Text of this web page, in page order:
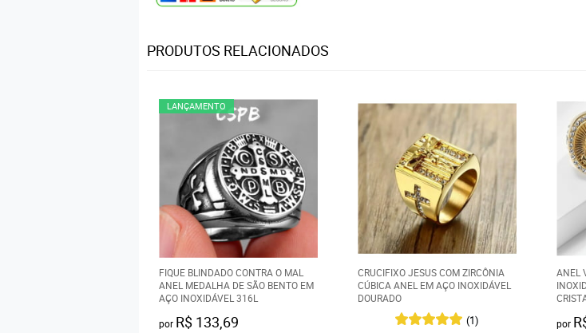
PRODUTOS RELACIONADOS
LANÇAMENTO
FIQUE BLINDADO CONTRA O MAL
ANEL MEDALHA DE SÃO BENTO EM
AÇO INOXIDÁVEL 316L
por R$ 133,69
CRUCIFIXO JESUS COM ZIRCÔNIA
CÚBICA ANEL EM AÇO INOXIDÁVEL
DOURADO
(1)
ANEL
por